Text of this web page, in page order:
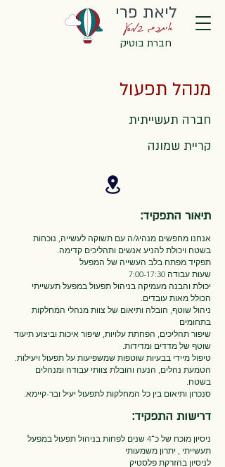
איתכם במסע
ליאת פרי
חברת בוטיק
מנהל תפעול
חברה תעשייתית
קריית שמונה
תיאור התפקיד:
אנחנו מחפשים מנהיג/ה עם תשוקה לעשייה, נוכחות
בשטח ויכולת להניע אנשים ותהליכים קדימה.
תפקיד מפתח בלב העשייה של המפעל
שעות עבודה 7:00-17:30
יכולת והבנה מעמיקה בניהול תפעול במפעל תעשייתי
הכולל מאות עובדים.
ניהול שוטף, הובלה ותיאום של צוות מנהלי המחלקות
בתחומים
שיפור תהליכים, הפחתת עלויות, שיפור איכות וביצוע תיעוד
שוטף של מדדים ומדידות.
טיפול מיידי בבעיות שוטפות שמשפיעות על תפעול ויעילות.
הטמעת נהלים, הנעה והובלת צוותי עבודה ומנהלים
בשטח.
סנכרון ותיאום בין כל המחלקות לתפעול יעיל ובר-קיימא.
דרישות התפקיד:
ניסיון מוכח של כ־4 שנים לפחות בניהול תפעול במפעל
תעשייתי , יתרון משמעותי
לניסיון בהזרקת פלסטיק